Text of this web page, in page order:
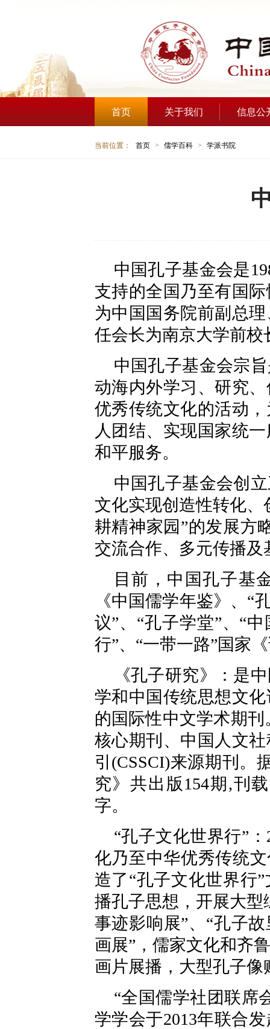
首页 关于我们 信息公
当前位置： 首页 > 儒学百科 > 学派书院
中国孔子基金会是
支持的全国乃至有国
为中国国务院前副总
任会长为南京大学前校
中国孔子基金会宗
动海内外学习、研究
优秀传统文化的活动
人团结、实现国家统
和平服务。
中国孔子基金会创
文化实现创造性转化
耕精神家园”的发展方
交流合作、多元传播及
目前，中国孔子基
《中国儒学年鉴》、“
议”、“孔子学堂”、“
行”、“一带一路”国家
《孔子研究》：是
学和中国传统思想文
的国际性中文学术期
核心期刊、中国人文
引(CSSCI)来源期刊。
究》共出版154期,刊
字。
“孔子文化世界行”
化乃至中华优秀传统
造了“孔子文化世界行
播孔子思想，开展大
事迹影响展”、“孔子
画展”，儒家文化和齐
画片展播，大型孔子
“全国儒学社团联席
学学会于2013年联合